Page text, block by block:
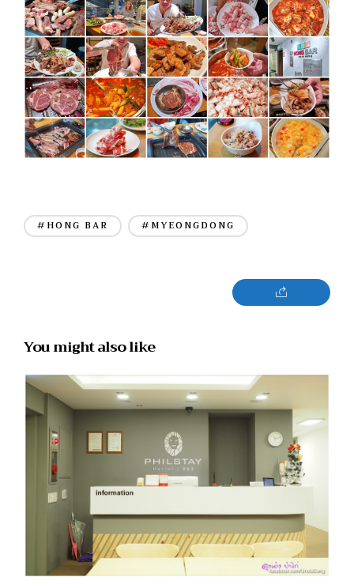
#HONG BAR #MYEONGDONG
You might also like